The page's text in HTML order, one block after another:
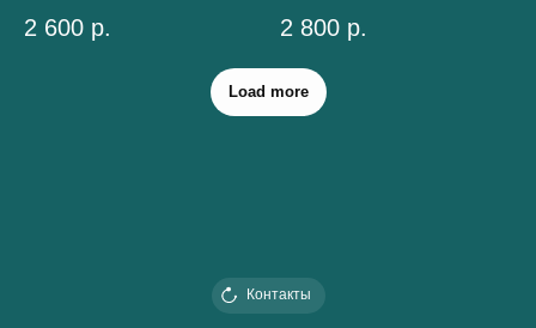
2 600 р. 2 800 р.
Load more
Контакты